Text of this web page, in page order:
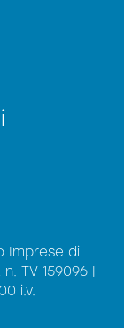
Imprese di
TV 159096 |
i.v.